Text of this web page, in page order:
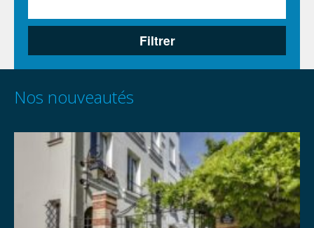
Filtrer
Nos nouveautés